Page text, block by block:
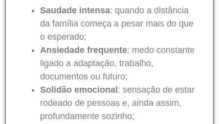
Saudade intensa: quando a distância
da família começa a pesar mais do que
o esperado;
Ansiedade frequente: medo constante
ligado a adaptação, trabalho,
documentos ou futuro;
Solidão emocional : sensação de estar
rodeado de pessoas e, ainda assim,
profundamente sozinho;